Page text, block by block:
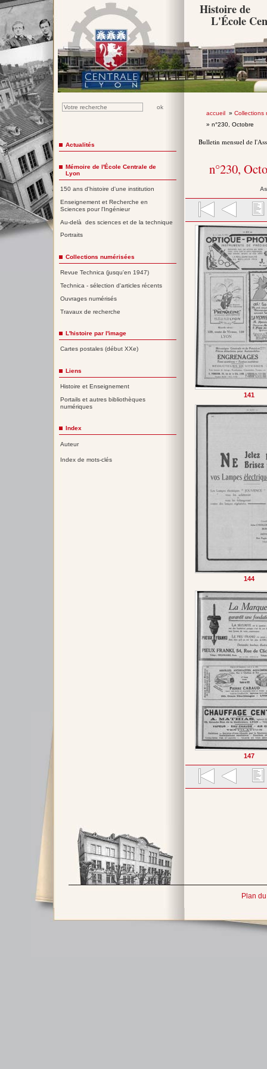
Histoire de
L'École
accueil» Collections
» n°230, Octobre
Bulletin mensuel de
n°230,
141
144
147
Actualités
Mémoire de l'École Centrale de
Lyon
150 ans d'histoire d'une institution
Enseignement et Recherche en
Sciences pour l'Ingénieur
Au-delà des sciences et de la technique
Portraits
Collections numérisées
Revue Technica (jusqu'en 1947)
Technica - sélection d'articles récents
Ouvrages numérisés
Travaux de recherche
L'histoire par l'image
Cartes postales (début XXe)
Liens
Histoire et Enseignement
Portails et autres bibliothèques
numériques
Index
Auteur
Index de mots-clés
Plan